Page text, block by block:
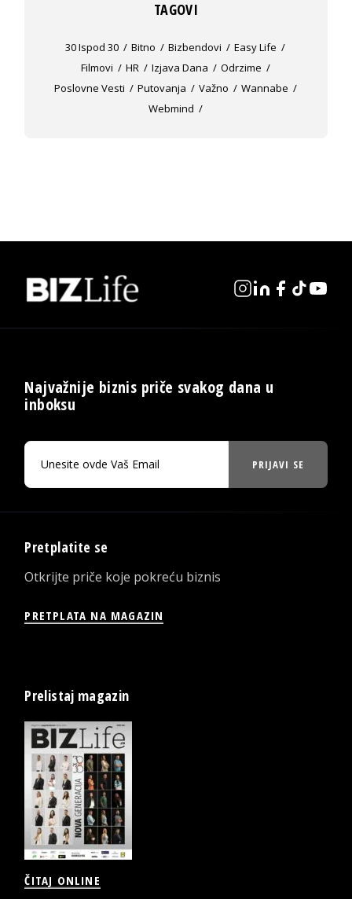
TAGOVI
30 Ispod 30 Bitno Bizbendovi
Easy Life
Filmovi
HR Izjava Dana
Odrzime
Poslovne Vesti
Putovanja Važno
Wannabe
Webmind
Najvažnije biznis priče svakog dana u
inboksu
PRIJAVI SE
Pretplatite se
Otkrijte priče koje pokreću biznis
PRETPLATA NA MAGAZIN
Prelistaj magazin
ČITAJ ONLINE